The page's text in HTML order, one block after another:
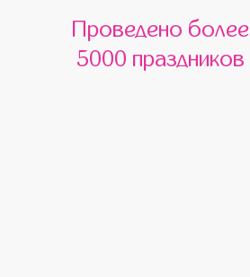
Проведено более
5000 праздников